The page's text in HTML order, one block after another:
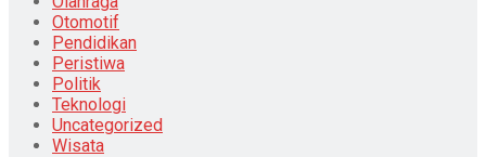
Otomotif
Pendidikan
Peristiwa
Politik
Teknologi
Uncategorized
Wisata